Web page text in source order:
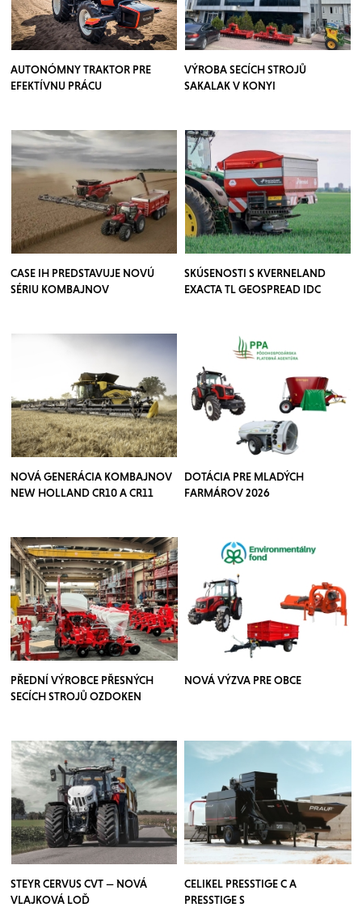
AUTONÓMNY TRAKTOR PRE
EFEKTÍVNU PRÁCU
VÝROBA SECÍCH STROJŮ
SAKALAK V KONYI
CASE IH PREDSTAVUJE NOVÚ
SÉRIU KOMBAJNOV
SKÚSENOSTI S KVERNELAND
EXACTA TL GEOSPREAD IDC
NOVÁ GENERÁCIA KOMBAJNOV
NEW HOLLAND CR10 A CR11
DOTÁCIA PRE MLADÝCH
FARMÁROV 2026
PŘEDNÍ VÝROBCE PŘESNÝCH
SECÍCH STROJŮ OZDOKEN
NOVÁ VÝZVA PRE OBCE
STEYR CERVUS CVT — NOVÁ
VLAJKOVÁ LOĎ
CELIKEL PRESSTIGE C A
PRESSTIGE S